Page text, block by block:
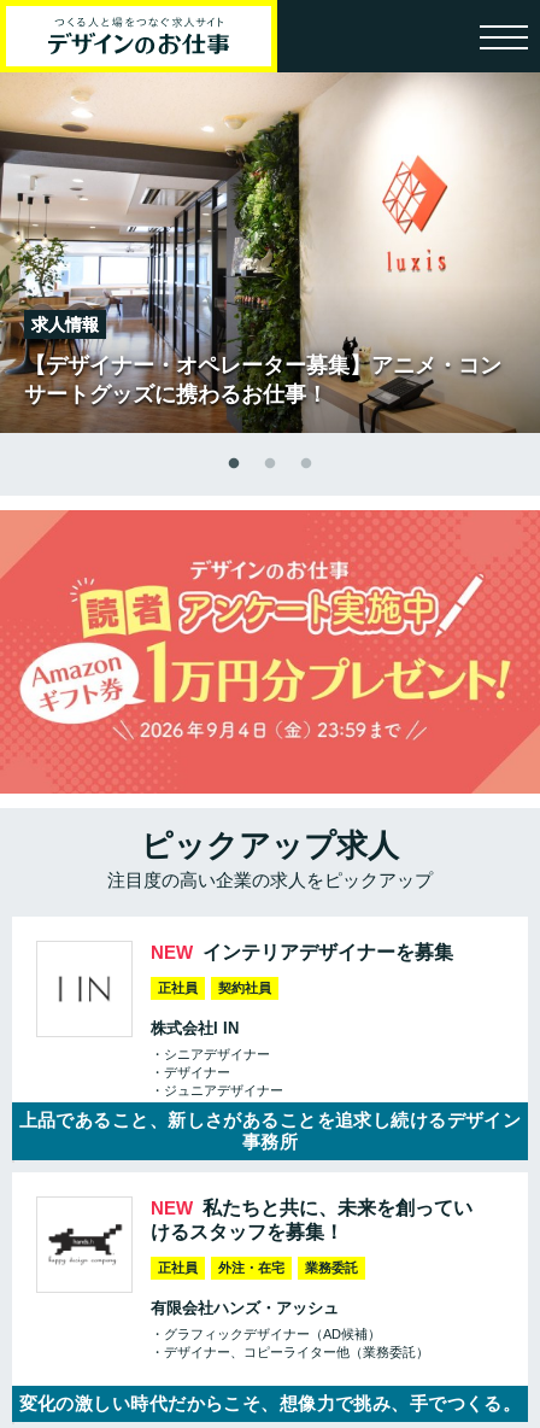
求人情報
【デザイナー・オペレーター募集】アニメ・コン
サートグッズに携わるお仕事！
ピックアップ求人
注目度の高い企業の求人をピックアップ
NEW インテリアデザイナーを募集
正社員 契約社員
株式会社I IN
・シニアデザイナー
・デザイナー
・ジュニアデザイナー
上品であること、新しさがあることを追求し続けるデザイン
事務所
NEW 私たちと共に、未来を創ってい
けるスタッフを募集！
正社員 外注・在宅 業務委託
有限会社ハンズ・アッシュ
・グラフィックデザイナー（AD候補）
・デザイナー、コピーライター他（業務委託）
変化の激しい時代だからこそ、想像力で挑み、手でつくる。